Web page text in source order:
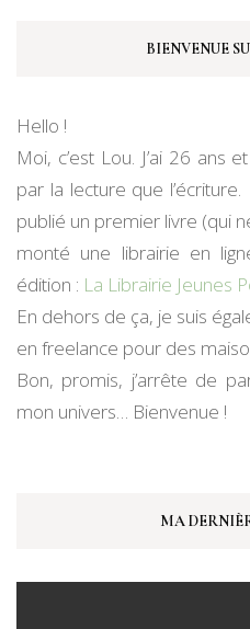
BIENVENUE
Hello !
Moi, c’est Lou. J’ai 26 ans
par la lecture que
publié un premier livre (qui
monté une librairie en
édition : La Librairie Jeunes
En dehors de ça, je suis
en freelance pour des
Bon, promis, j’arrête de
mon univers… Bienvenue !
MA